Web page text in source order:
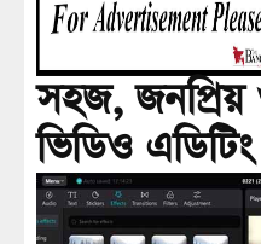
সহজ, জনপ্রিয়
ভিডিও